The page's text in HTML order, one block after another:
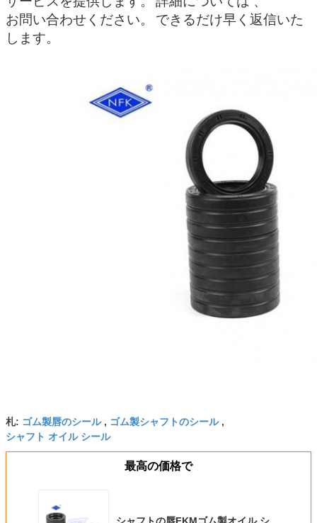
お問い合わせください。
できるだけ早く返信いた
します。
札: ゴム製唇のシール, ゴム製シャフトのシール,
シャフト オイル シール
最高の価格で